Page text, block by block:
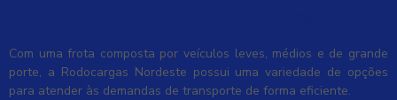
Com uma frota composta por veículos leves, médios e de grande
porte, a Rodocargas Nordeste possui uma variedade de opções
para atender às demandas de transporte de forma eficiente.